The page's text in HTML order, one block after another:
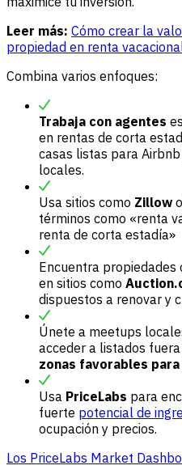
Leer más: Cómo crear la
propiedad en renta
Combina varios enfoques:
Trabaja con agentes
en rentas de corta
casas listas para
locales.
Usa sitios como Zillow o
términos como «renta
renta de corta estadía»
Encuentra propiedades
en sitios como
dispuestos a renovar y
Únete a meetups
acceder a listados
zonas favorables
Usa PriceLabs para
fuerte potencial de
ocupación y precios.
Los PriceLabs Market